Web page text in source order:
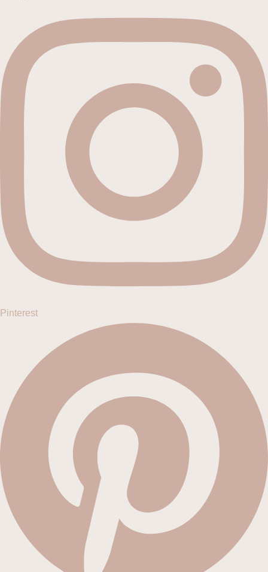
Pinterest